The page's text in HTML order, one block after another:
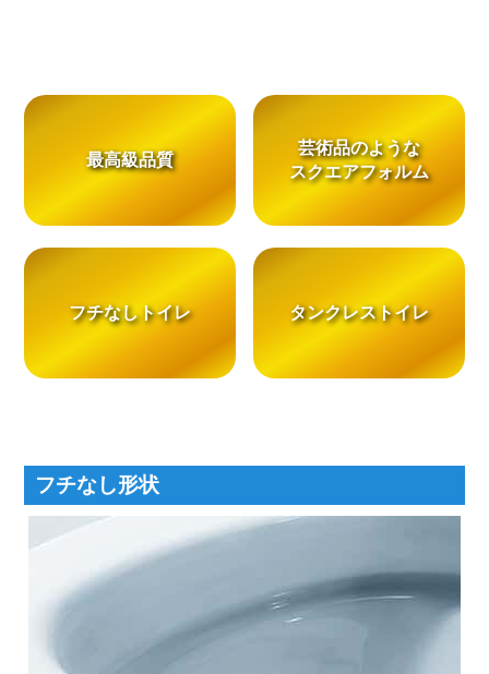
最高級品質
芸術品のような
スクエアフォルム
フチなしトイレ タンクレストイレ
フチなし形状